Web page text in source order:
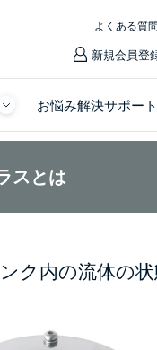
よくある質問
新規会員登
お悩み解決サポート
スとは
ク内の流体の